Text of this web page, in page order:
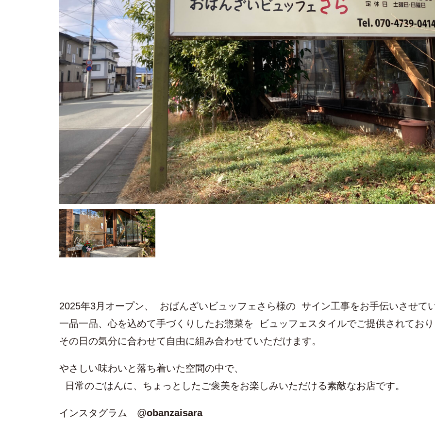
2025年3月オープン、 おばんざいビュッフェさら様の サイン工事をお手伝いさせて
一品一品、心を込めて手づくりしたお惣菜を ビュッフェスタイルでご提供されてお
その日の気分に合わせて自由に組み合わせていただけます。
やさしい味わいと落ち着いた空間の中で、
日常のごはんに、ちょっとしたご褒美をお楽しみいただける素敵なお店です。
インスタグラム @obanzaisara